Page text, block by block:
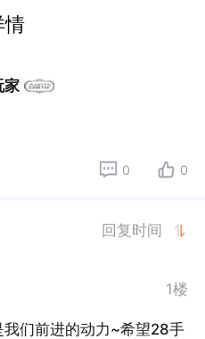
情
家
0 0
回复时间
1楼
们前进的动力~希望28手